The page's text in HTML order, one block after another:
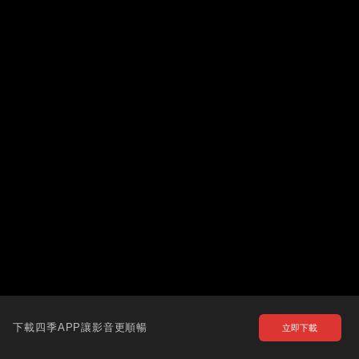
下載四季APP讓影音更順暢 立即下載